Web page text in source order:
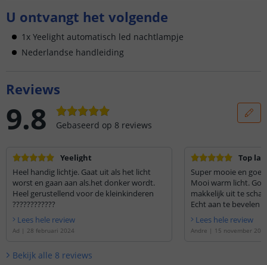
U ontvangt het volgende
1x Yeelight automatisch led nachtlampje
Nederlandse handleiding
Reviews
9.8 Gebaseerd op 8 reviews
Yeelight
Heel handig lichtje. Gaat uit als het licht
worst en gaan aan als.het donker wordt.
Heel gerustellend voor de kleinkinderen
????????????
Lees hele review
Ad | 28 februari 2024
Top
Super mooie en
Mooi warm licht.
makkelijk uit te
Echt aan te bevelen
Lees hele review
Andre | 15 november
Bekijk alle 8 reviews